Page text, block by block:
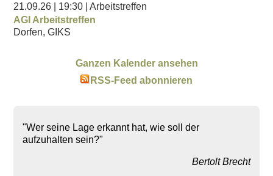
21.09.26 | 19:30
| Arbeitstreffen
AGI Arbeitstreffen
Dorfen, GIKS
Ganzen Kalender ansehen
RSS-Feed abonnieren
"Wer seine Lage erkannt hat, wie soll der
aufzuhalten sein?"
Bertolt Brecht